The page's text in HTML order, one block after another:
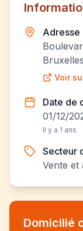
Adresse
Bruxelles
Voir
Date de
01/12/
Il y a 1 ans
Secteur
Vente et
Domicilié